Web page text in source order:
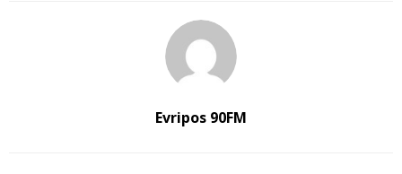
Evripos 90FM